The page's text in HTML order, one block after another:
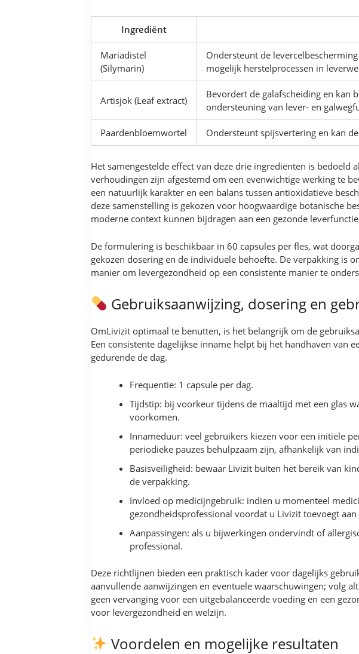
Ingrediënt
Mariadistel
(Silymarin)
Ondersteunt de
mogelijk herstelprocessen in
Artisjok (Leaf extract)
Bevordert de galafscheiding en kan
ondersteuning van lever- en
Paardenbloemwortel Ondersteunt spijsvertering en kan
Het samengestelde effect van deze drie ingrediënten is bedoeld
verhoudingen zijn afgestemd om een evenwichtige werking te
een natuurlijk karakter en een balans tussen antioxidatieve
deze samenstelling is gekozen voor hoogwaardige botanische
moderne context kunnen bijdragen aan een gezonde
De formulering is beschikbaar in 60 capsules per fles, wat
gekozen dosering en de individuele behoefte. De verpakking is
manier om levergezondheid op een consistente manier te
Gebruiksaanwijzing, dosering en
OmLivizit optimaal te benutten, is het belangrijk om de
Een consistente dagelijkse inname helpt bij het handhaven van
gedurende de dag.
Frequentie: 1 capsule per dag.
Tijdstip: bij voorkeur tijdens de maaltijd met een glas
voorkomen.
Innameduur: veel gebruikers kiezen voor een initiële
periodieke pauzes behulpzaam zijn, afhankelijk van
Basisveiligheid: bewaar Livizit buiten het bereik van
de verpakking.
Invloed op medicijngebruik: indien u momenteel
gezondheidsprofessional voordat u Livizit toevoegt
Aanpassingen: als u bijwerkingen ondervindt of
professional.
Deze richtlijnen bieden een praktisch kader voor dagelijks
aanvullende aanwijzingen en eventuele waarschuwingen; volg
geen vervanging voor een uitgebalanceerde voeding en een
voor levergezondheid en welzijn.
Voordelen en mogelijke resultaten